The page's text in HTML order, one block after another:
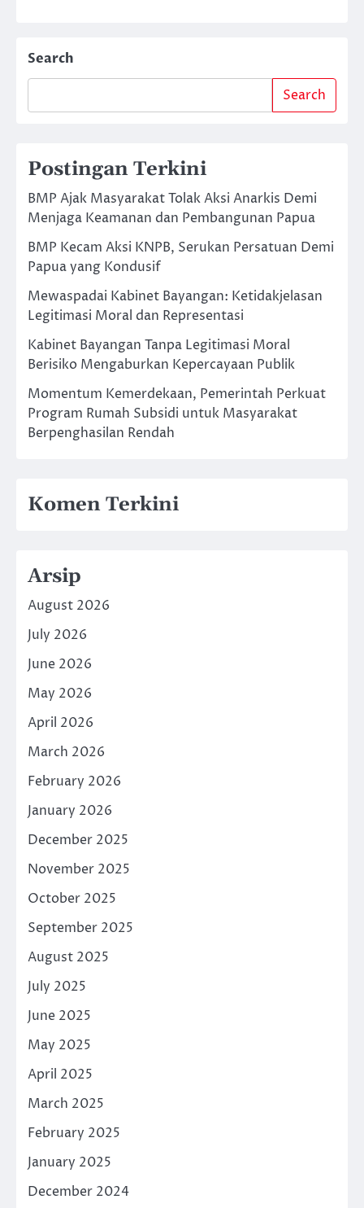
Search
Search
Postingan Terkini
BMP Ajak Masyarakat Tolak Aksi Anarkis Demi
Menjaga Keamanan dan Pembangunan Papua
BMP Kecam Aksi KNPB, Serukan Persatuan Demi
Papua yang Kondusif
Mewaspadai Kabinet Bayangan: Ketidakjelasan
Legitimasi Moral dan Representasi
Kabinet Bayangan Tanpa Legitimasi Moral
Berisiko Mengaburkan Kepercayaan Publik
Momentum Kemerdekaan, Pemerintah Perkuat
Program Rumah Subsidi untuk Masyarakat
Berpenghasilan Rendah
Komen Terkini
Arsip
August 2026
July 2026
June 2026
May 2026
April 2026
March 2026
February 2026
January 2026
December 2025
November 2025
October 2025
September 2025
August 2025
July 2025
June 2025
May 2025
April 2025
March 2025
February 2025
January 2025
December 2024